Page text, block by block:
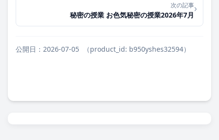
次の記事
秘密の授業 お色気秘密の授業2026年7月
›
公開日：2026-07-05 （product_id: b950yshes32594）